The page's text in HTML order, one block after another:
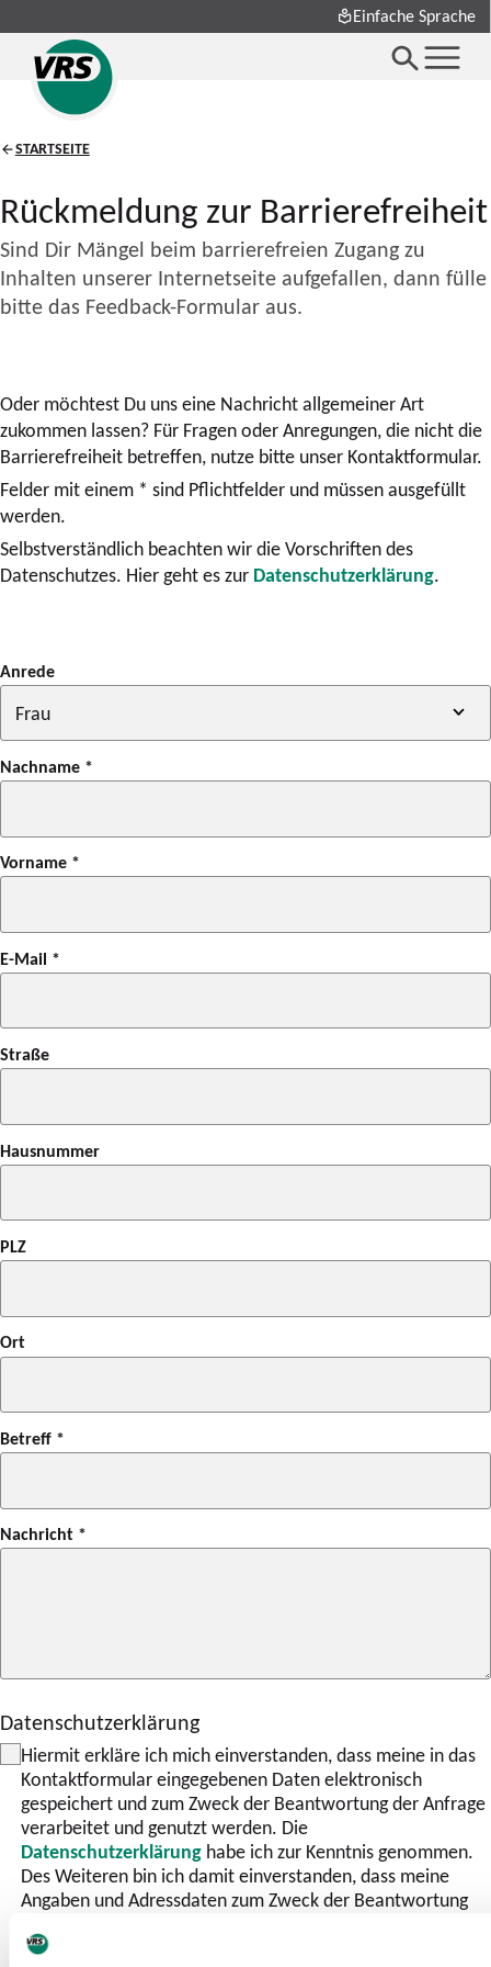
Einfache Sprache
STARTSEITE
Rückmeldung zur Barrierefreiheit
Sind Dir Mängel beim barrierefreien Zugang zu
Inhalten unserer Internetseite aufgefallen, dann fülle
bitte das Feedback-Formular aus.
Oder möchtest Du uns eine Nachricht allgemeiner Art
zukommen lassen? Für Fragen oder Anregungen, die nicht die
Barrierefreiheit betreffen, nutze bitte unser Kontaktformular.
Felder mit einem * sind Pflichtfelder und müssen ausgefüllt
werden.
Selbstverständlich beachten wir die Vorschriften des
Datenschutzes. Hier geht es zur Datenschutzerklärung.
Anrede
Nachname *
Vorname *
E-Mail *
Straße
Hausnummer
PLZ
Ort
Betreff *
Nachricht *
Datenschutzerklärung
Hiermit erkläre ich mich einverstanden, dass meine in das
Kontaktformular eingegebenen Daten elektronisch
gespeichert und zum Zweck der Beantwortung der Anfrage
verarbeitet und genutzt werden. Die
Datenschutzerklärung habe ich zur Kenntnis genommen.
Des Weiteren bin ich damit einverstanden, dass meine
Angaben und Adressdaten zum Zweck der Beantwortung
SPNV-/ÖPNV-Aufgabenträger, Verkehrsunternehmen,